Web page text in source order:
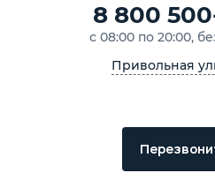
8 800
с 08:00 по 20:00,
Привольная